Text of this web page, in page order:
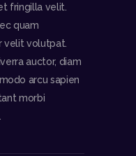
fringilla velit.
quam
velit volutpat.
auctor, diam
arcu sapien
morbi